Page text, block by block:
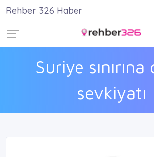
Suriye sınırına
sevkiyatı
Rehber 326 Haber